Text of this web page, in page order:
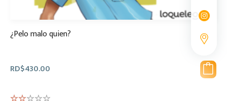
¿Pelo malo quien?
RD$430.00